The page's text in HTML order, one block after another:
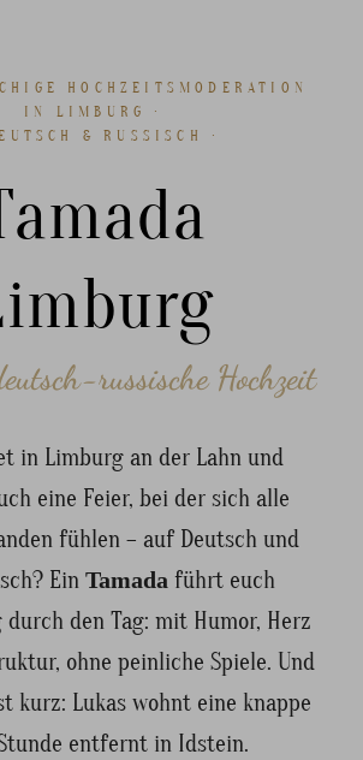
HOCHZEITSMODERATION
IN LIMBURG ·
& RUSSISCH ·
russische Hochzeit
in Limburg an der Lahn und
eine Feier, bei der sich alle
fühlen – auf Deutsch und
Ein Tamada führt euch
den Tag: mit Humor, Herz
ohne peinliche Spiele. Und
kurz: Lukas wohnt eine knappe
entfernt in Idstein.